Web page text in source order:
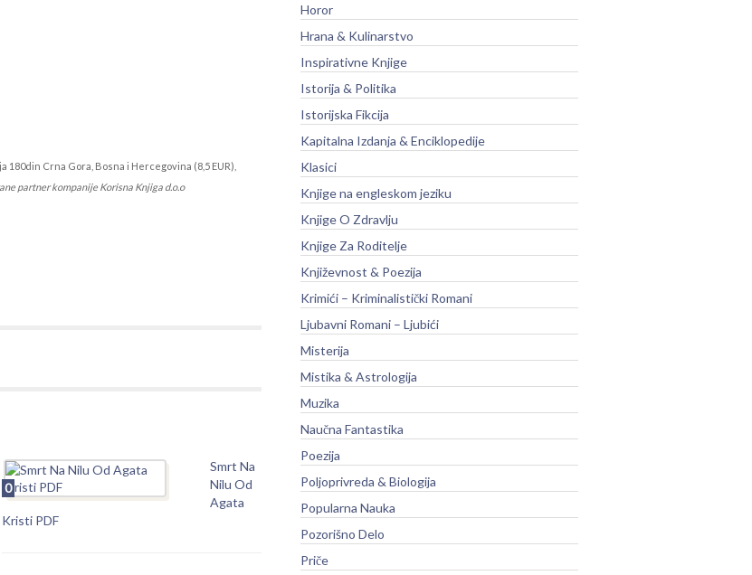
Crna Gora, Bosna i Hercegovina (8,5 EUR),
partner kompanije Korisna Knjiga d.o.o
0
Smrt Na
Nilu Od
Agata
Kristi PDF
Horor
Hrana & Kulinarstvo
Inspirativne Knjige
Istorija & Politika
Istorijska Fikcija
Kapitalna Izdanja & Enciklopedije
Klasici
Knjige na engleskom jeziku
Knjige O Zdravlju
Knjige Za Roditelje
Književnost & Poezija
Krimići – Kriminalistički Romani
Ljubavni Romani – Ljubići
Misterija
Mistika & Astrologija
Muzika
Naučna Fantastika
Poezija
Poljoprivreda & Biologija
Popularna Nauka
Pozorišno Delo
Priče